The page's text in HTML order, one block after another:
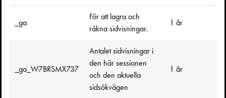
Men när Leona drabbas av sitt livs största smärta ställs
systerskapet på prov. Bortträngda minnen flyter upp till ytan och
Leona ifrågasätter sig själv och den relation hon alltid satt främst.
Vem är hon utan sina systrar? Hindrar systrarna henne från att
hitta sin egen väg? Och varför har hon alltid känt sig utanför?
är en svensk matskribent och
kokboksförfattare. Hon är dotter till journalisten och prästen Bo
_ga
För att lagra och
räkna sidvisningar.
1 år
_ga_W7BRSMX737
Antalet sidvisningar i
den här sessionen
och den aktuella
sidsökvägen
1 år